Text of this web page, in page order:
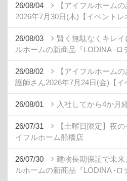
26/08/04
【アイフルホーム
2026年7月30日(木)【イベントレ
26/08/03
賢く無駄なくキレ
ルホームの新商品『LODINA -ロ
26/08/02
【アイフルホーム
護師さん2026年7月24日(金)【イ
26/08/01 入社してから4か月
26/07/31
【土曜日限定】夜
イフルホーム船橋店
26/07/30
建物長期保証で未
ルホームの新商品『LODINA -ロ